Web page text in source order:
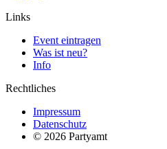
Links
Event eintragen
Was ist neu?
Info
Rechtliches
Impressum
Datenschutz
© 2026 Partyamt